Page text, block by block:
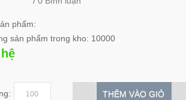
phẩm:
sản phẩm trong kho: 10000
THÊM VÀO GIỎ